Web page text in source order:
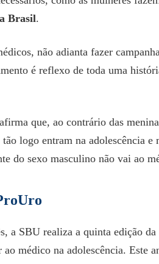
Brasil.
não adianta fazer
é reflexo de toda uma
que, ao contrário das
tão logo entram na adolescência
do sexo masculino não vai ao
a SBU realiza a quinta edição
médico na adolescência. Este